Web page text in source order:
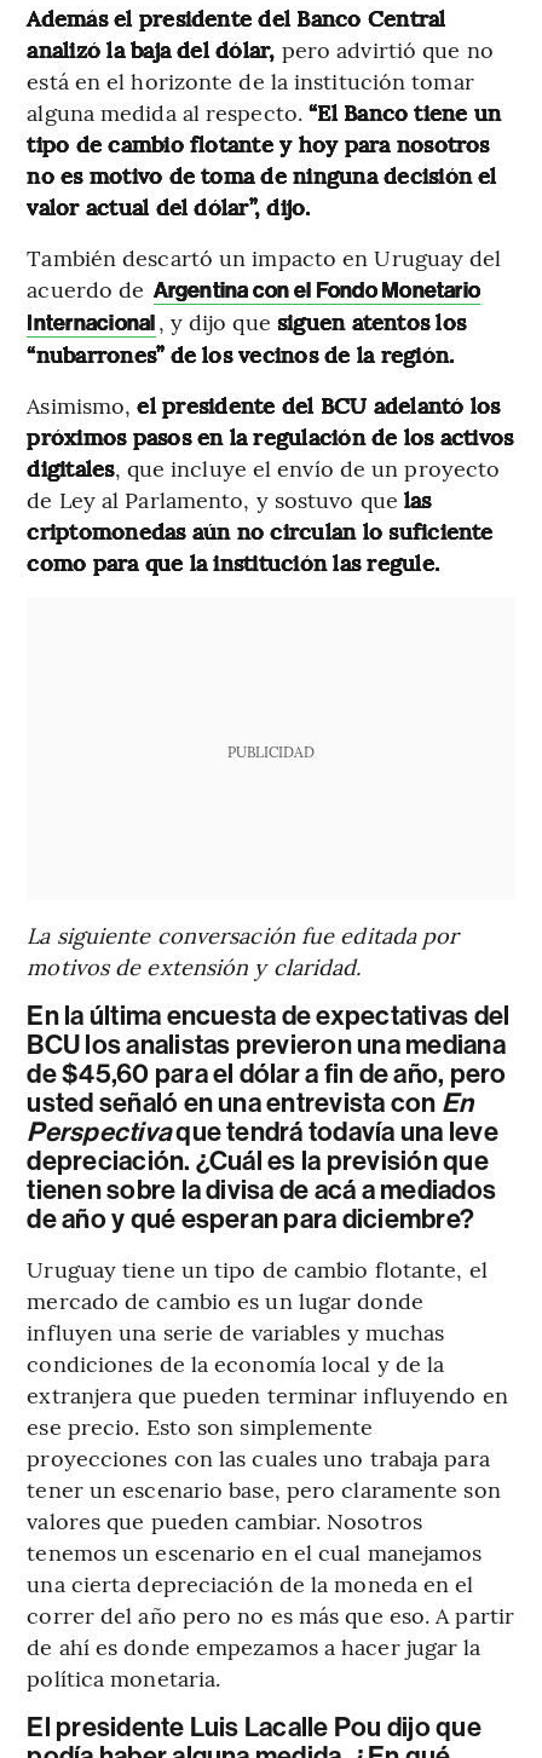
Además el presidente del Banco Central
analizó la baja del dólar, pero advirtió que no
está en el horizonte de la institución tomar
alguna medida al respecto.“El Banco tiene un
tipo de cambio flotante y hoy para nosotros
no es motivo de toma de ninguna decisión el
valor actual del dólar”, dijo.
También descartó un impacto en Uruguay del
acuerdo de Argentina con el Fondo Monetario
Internacional, y dijo que siguen atentos los
“nubarrones” de los vecinos de la región.
Asimismo,el presidente del BCU adelantó los
próximos pasos en la regulación de los activos
digitales, que incluye el envío de un proyecto
de Ley al Parlamento, y sostuvo que las
criptomonedas aún no circulan lo suficiente
como para que la institución las regule.
PUBLICIDAD
La siguiente conversación fue editada por
motivos de extensión y claridad.
En la última encuesta de expectativas del
BCU los analistas previeron una mediana
de $45,60 para el dólar a fin de año, pero
usted señaló en una entrevista con En
Perspectivaque tendrá todavía una leve
depreciación. ¿Cuál es la previsión que
tienen sobre la divisa de acá a mediados
de año y qué esperan para diciembre?
Uruguay tiene un tipo de cambio flotante, el
mercado de cambio es un lugar donde
influyen una serie de variables y muchas
condiciones de la economía local y de la
extranjera que pueden terminar influyendo en
ese precio. Esto son simplemente
proyecciones con las cuales uno trabaja para
tener un escenario base, pero claramente son
valores que pueden cambiar. Nosotros
tenemos un escenario en el cual manejamos
una cierta depreciación de la moneda en el
correr del año pero no es más que eso. A partir
de ahí es donde empezamos a hacer jugar la
política monetaria.
El presidente Luis Lacalle Pou dijo que